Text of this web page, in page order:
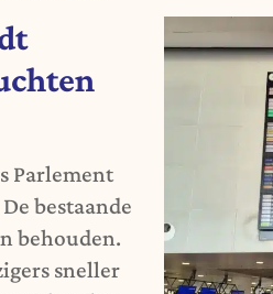
Parlement
bestaande
behouden.
sneller